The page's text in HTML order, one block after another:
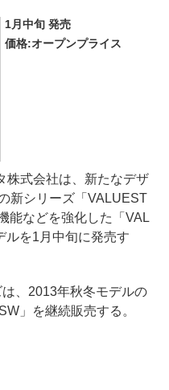
1月中旬 発売
価格:オープンプライス
式会社は、新たなデザ
新シリーズ「VALUEST
能などを強化した「VAL
ルを1月中旬に発売す
、2013年秋冬モデルの
」を継続販売する。